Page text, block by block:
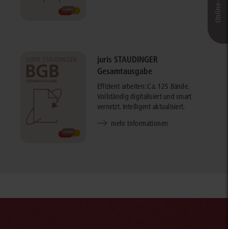
juris STAUDINGER
Gesamtausgabe
Effizient arbeiten: Ca. 125 Bände.
Vollständig digitalisiert und smart
vernetzt. Intelligent aktualisiert.
mehr Informationen